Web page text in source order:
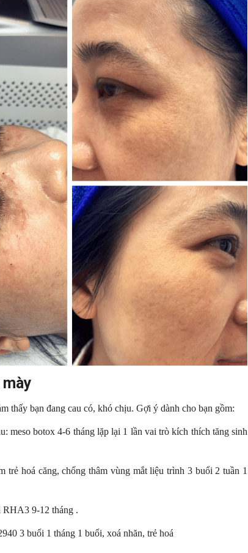
thấy bạn đang cau có, khó chịu. Gợi ý dành cho bạn gồm:
meso botox 4-6 tháng lặp lại 1 lần vai trò kích thích tăng sinh
trẻ hoá căng, chống thâm vùng mắt liệu trình 3 buổi 2 tuần 1
RHA3 9-12 tháng .
3 buổi 1 tháng 1 buổi, xoá nhăn, trẻ hoá